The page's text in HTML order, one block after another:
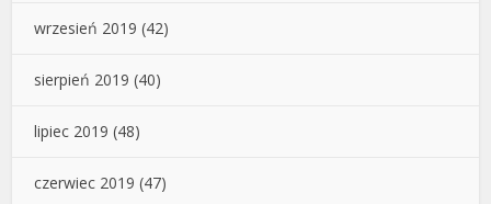
wrzesień 2019 (42)
sierpień 2019 (40)
lipiec 2019 (48)
czerwiec 2019 (47)